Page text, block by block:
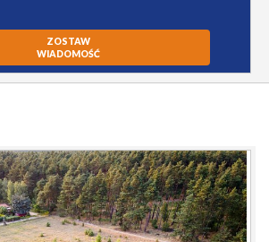
ZOSTAW
WIADOMOŚĆ